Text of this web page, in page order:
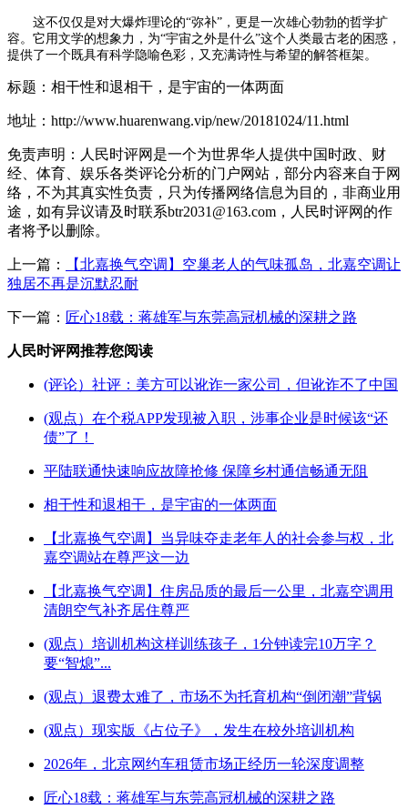
这不仅仅是对大爆炸理论的“弥补”，更是一次雄心勃勃的哲学扩
容。它用文学的想象力，为“宇宙之外是什么”这个人类最古老的困惑，
提供了一个既具有科学隐喻色彩，又充满诗性与希望的解答框架。
标题：相干性和退相干，是宇宙的一体两面
地址：http://www.huarenwang.vip/new/20181024/11.html
免责声明：人民时评网是一个为世界华人提供中国时政、财
经、体育、娱乐各类评论分析的门户网站，部分内容来自于网
络，不为其真实性负责，只为传播网络信息为目的，非商业用
途，如有异议请及时联系btr2031@163.com，人民时评网的作
者将予以删除。
上一篇：
【北嘉换气空调】空巢老人的气味孤岛，北嘉空调让
独居不再是沉默忍耐
下一篇： 匠心18载：蒋雄军与东莞高冠机械的深耕之路
人民时评网推荐您阅读
(评论）社评：美方可以讹诈一家公司，但讹诈不了中国
(观点）在个税APP发现被入职，涉事企业是时候该“还
债”了！
平陆联通快速响应故障抢修 保障乡村通信畅通无阻
相干性和退相干，是宇宙的一体两面
【北嘉换气空调】当异味夺走老年人的社会参与权，北
嘉空调站在尊严这一边
【北嘉换气空调】住房品质的最后一公里，北嘉空调用
清朗空气补齐居住尊严
(观点）培训机构这样训练孩子，1分钟读完10万字？
要“智熄”...
(观点）退费太难了，市场不为托育机构“倒闭潮”背锅
(观点）现实版《占位子》，发生在校外培训机构
2026年，北京网约车租赁市场正经历一轮深度调整
匠心18载：蒋雄军与东莞高冠机械的深耕之路